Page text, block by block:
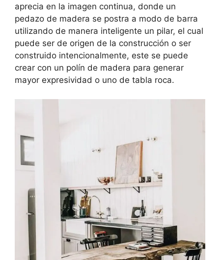
aprecia en la imagen continua, donde un
pedazo de madera se postra a modo de barra
utilizando de manera inteligente un pilar, el cual
puede ser de origen de la construcción o ser
construido intencionalmente, este se puede
crear con un polín de madera para generar
mayor expresividad o uno de tabla roca.